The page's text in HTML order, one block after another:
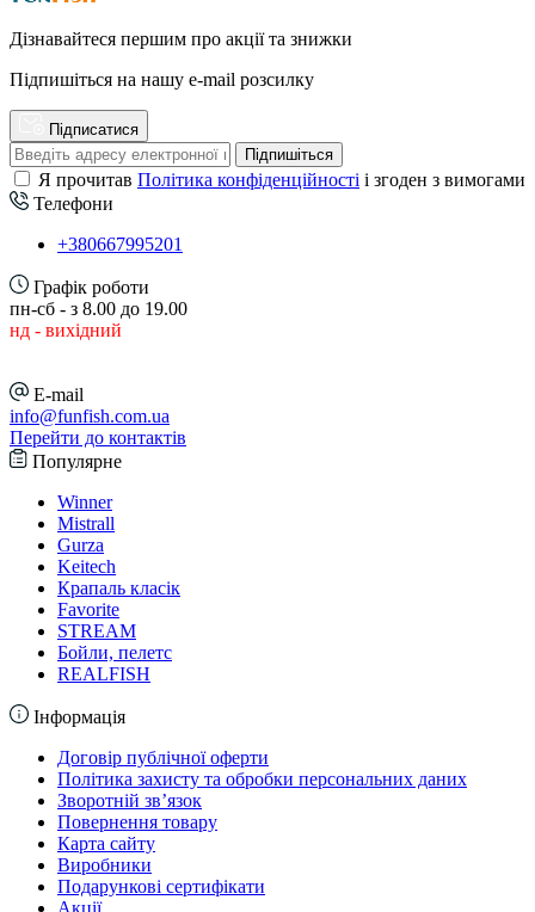
Дізнавайтеся першим про акції та знижки
Підпишіться на нашу e-mail розсилку
Підписатися
Підпишіться
Я прочитав Політика конфіденційності і згоден з вимогами
Телефони
+380667995201
Графік роботи
пн-сб - з 8.00 до 19.00
нд - вихідний
E-mail
info@funfish.com.ua
Перейти до контактів
Популярне
Winner
Mistrall
Gurza
Keitech
Крапаль класік
Favorite
STREAM
Бойли, пелетс
REALFISH
Інформація
Договір публічної оферти
Політика захисту та обробки персональних даних
Зворотній зв’язок
Повернення товару
Карта сайту
Виробники
Подарункові сертифікати